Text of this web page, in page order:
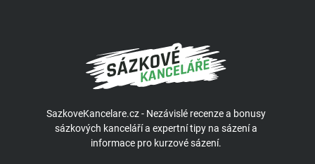
SazkoveKancelare.cz - Nezávislé recenze a bonusy
sázkových kanceláří a expertní tipy na sázení a
informace pro kurzové sázení.